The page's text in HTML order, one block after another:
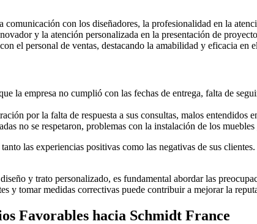
con los diseñadores, la profesionalidad en la
y la atención personalizada en la presentación de
el personal de ventas, destacando la amabilidad y eficacia en
la empresa no cumplió con las fechas de entrega, falta de
por la falta de respuesta a sus consultas, malos entendidos
no se respetaron, problemas con la instalación de los
las experiencias positivas como las negativas de sus
y trato personalizado, es fundamental abordar las
y tomar medidas correctivas puede contribuir a mejorar la
Favorables hacia Schmidt France